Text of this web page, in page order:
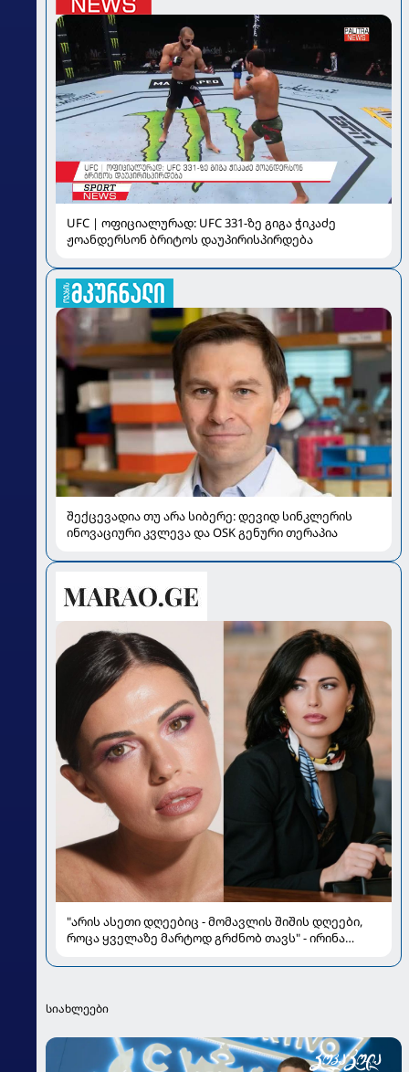
UFC | ოფიციალურად: UFC 331-ზე გიგა ჭიკაძე
ჟოანდერსონ ბრიტოს დაუპირისპირდება
შექცევადია თუ არა სიბერე: დევიდ სინკლერის
ინოვაციური კვლევა და OSK გენური თერაპია
"არის ასეთი დღეებიც - მომავლის შიშის დღეები,
როცა ყველაზე მარტოდ გრძნობ თავს" - ირინა
სიახლეები